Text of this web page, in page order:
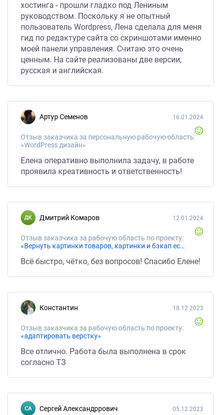
хостинга - прошли гладко под Лениным
руководством. Поскольку я не опытный
пользователь Wordpress, Лена сделала для меня
гид по редактуре сайта со скриншотами именно
моей панели управления. Считаю это очень
ценным. На сайте реализованы две версии,
русская и английская.
Артур Семенов
Отзыв заказчика за персональную рабочую область:
«WordPress дизайн»
16.01.2024
Елена оперативно выполнила задачу, в работе
проявила креативность и ответственность!
Дмитрий Комаров
Отзыв заказчика за рабочую область по проекту:
«Вернуть картинки товаров, картинки и бэкап есть.»
12.01.2024
Всё быстро, чётко, без вопросов! Спасибо Елене!
Константин
Отзыв заказчика за рабочую область по проекту:
«адаптировать верстку»
18.12.2023
Все отлично. Работа была выполнена в срок
согласно ТЗ
Сергей Александррович 05.12.2023